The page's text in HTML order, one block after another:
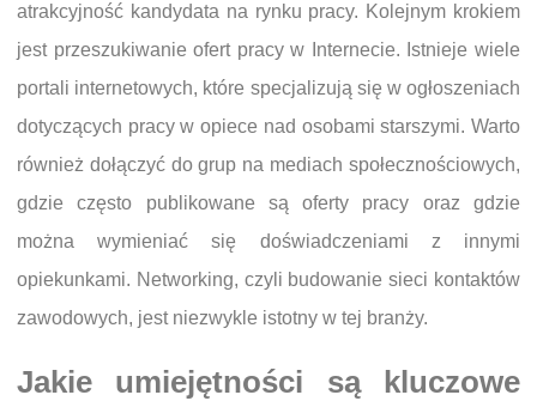
atrakcyjność kandydata na rynku pracy. Kolejnym krokiem
jest przeszukiwanie ofert pracy w Internecie. Istnieje wiele
portali internetowych, które specjalizują się w ogłoszeniach
dotyczących pracy w opiece nad osobami starszymi. Warto
również dołączyć do grup na mediach społecznościowych,
gdzie często publikowane są oferty pracy oraz gdzie
można wymieniać się doświadczeniami z innymi
opiekunkami. Networking, czyli budowanie sieci kontaktów
zawodowych, jest niezwykle istotny w tej branży.
Jakie umiejętności są kluczowe